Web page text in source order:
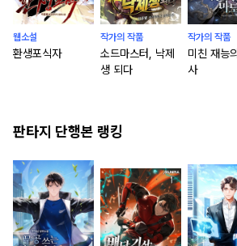
웹소설
환생포식자
작가의 작품
소드마스터, 낙제
생 되다
작가의 작품
미친 재능
사
판타지 단행본 랭킹